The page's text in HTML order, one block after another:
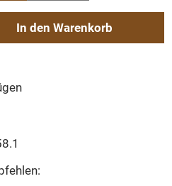
Wert ein oder benutze die Schaltflächen
In den Warenkorb